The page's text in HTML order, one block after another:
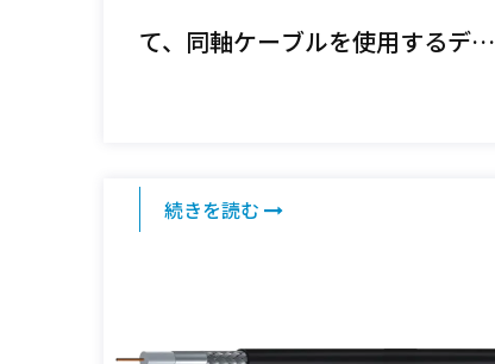
て、同軸ケーブルを使用するデメ
続きを読む